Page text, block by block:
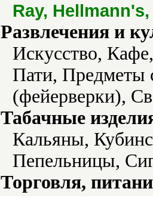
Ray,
Развлечения и
Искусство,
Пати, Предметы
(фейерверки),
Табачные
Кальяны,
Пепельницы,
Торговля,